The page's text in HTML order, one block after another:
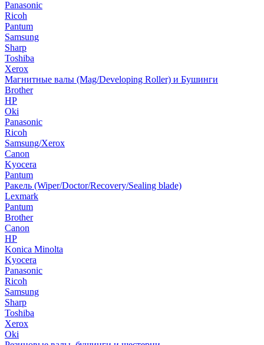
Panasonic
Ricoh
Pantum
Samsung
Sharp
Toshiba
Xerox
Магнитные валы (Mag/Developing Roller) и Бушинги
Brother
HP
Oki
Panasonic
Ricoh
Samsung/Xerox
Canon
Kyocera
Pantum
Ракель (Wiper/Doctor/Recovery/Sealing blade)
Lexmark
Pantum
Brother
Canon
HP
Konica Minolta
Kyocera
Panasonic
Ricoh
Samsung
Sharp
Toshiba
Xerox
Oki